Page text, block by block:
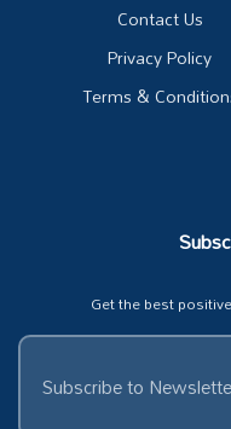
Contact Us
Privacy Policy
Terms &
Get the best